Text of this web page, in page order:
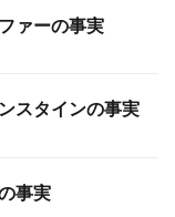
ァーの事実
スタインの事実
事実